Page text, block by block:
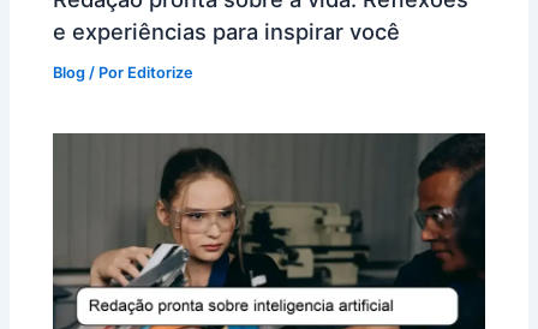
e experiências para inspirar você
Blog / Por Editorize